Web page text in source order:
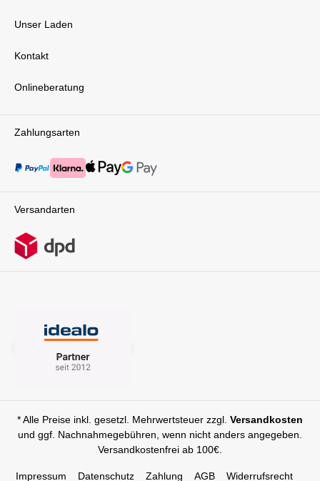
Zahlungsarten
Versandarten
Unser Laden
Kontakt
Onlineberatung
* Alle Preise inkl. gesetzl. Mehrwertsteuer zzgl. Versandkosten
und ggf. Nachnahmegebühren, wenn nicht anders angegeben.
Versandkostenfrei ab 100€.
Impressum Datenschutz Zahlung AGB Widerrufsrecht